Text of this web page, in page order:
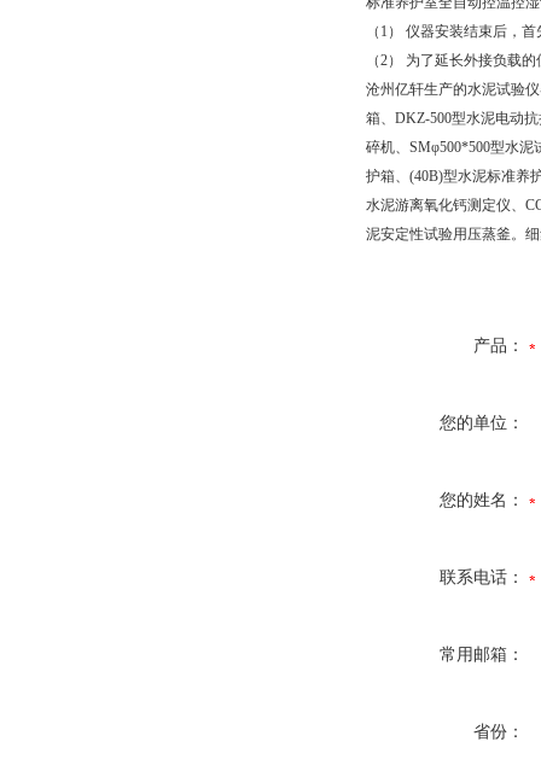
（1） 仪器安装结束后，
（2） 为了延长外接负载
沧州亿轩生产的水泥试验
箱、DKZ-500型水泥电动
碎机、SMφ500*500型水
护箱、(40B)型水泥标准养
水泥游离氧化钙测定仪、
泥安定性试验用压蒸釜。
产品：
您的单位：
您的姓名：
联系电话：
常用邮箱：
省份：